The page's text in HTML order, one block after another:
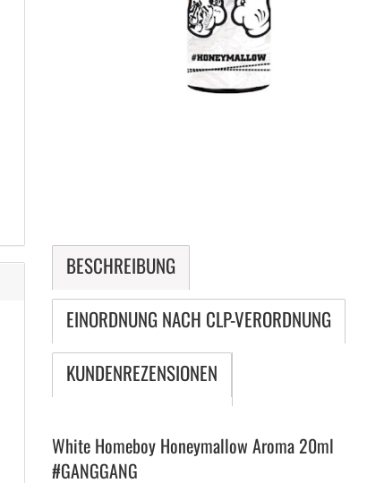
BESCHREIBUNG
EINORDNUNG NACH CLP-VERORDNUNG
KUNDENREZENSIONEN
White Homeboy Honeymallow Aroma 20ml
#GANGGANG